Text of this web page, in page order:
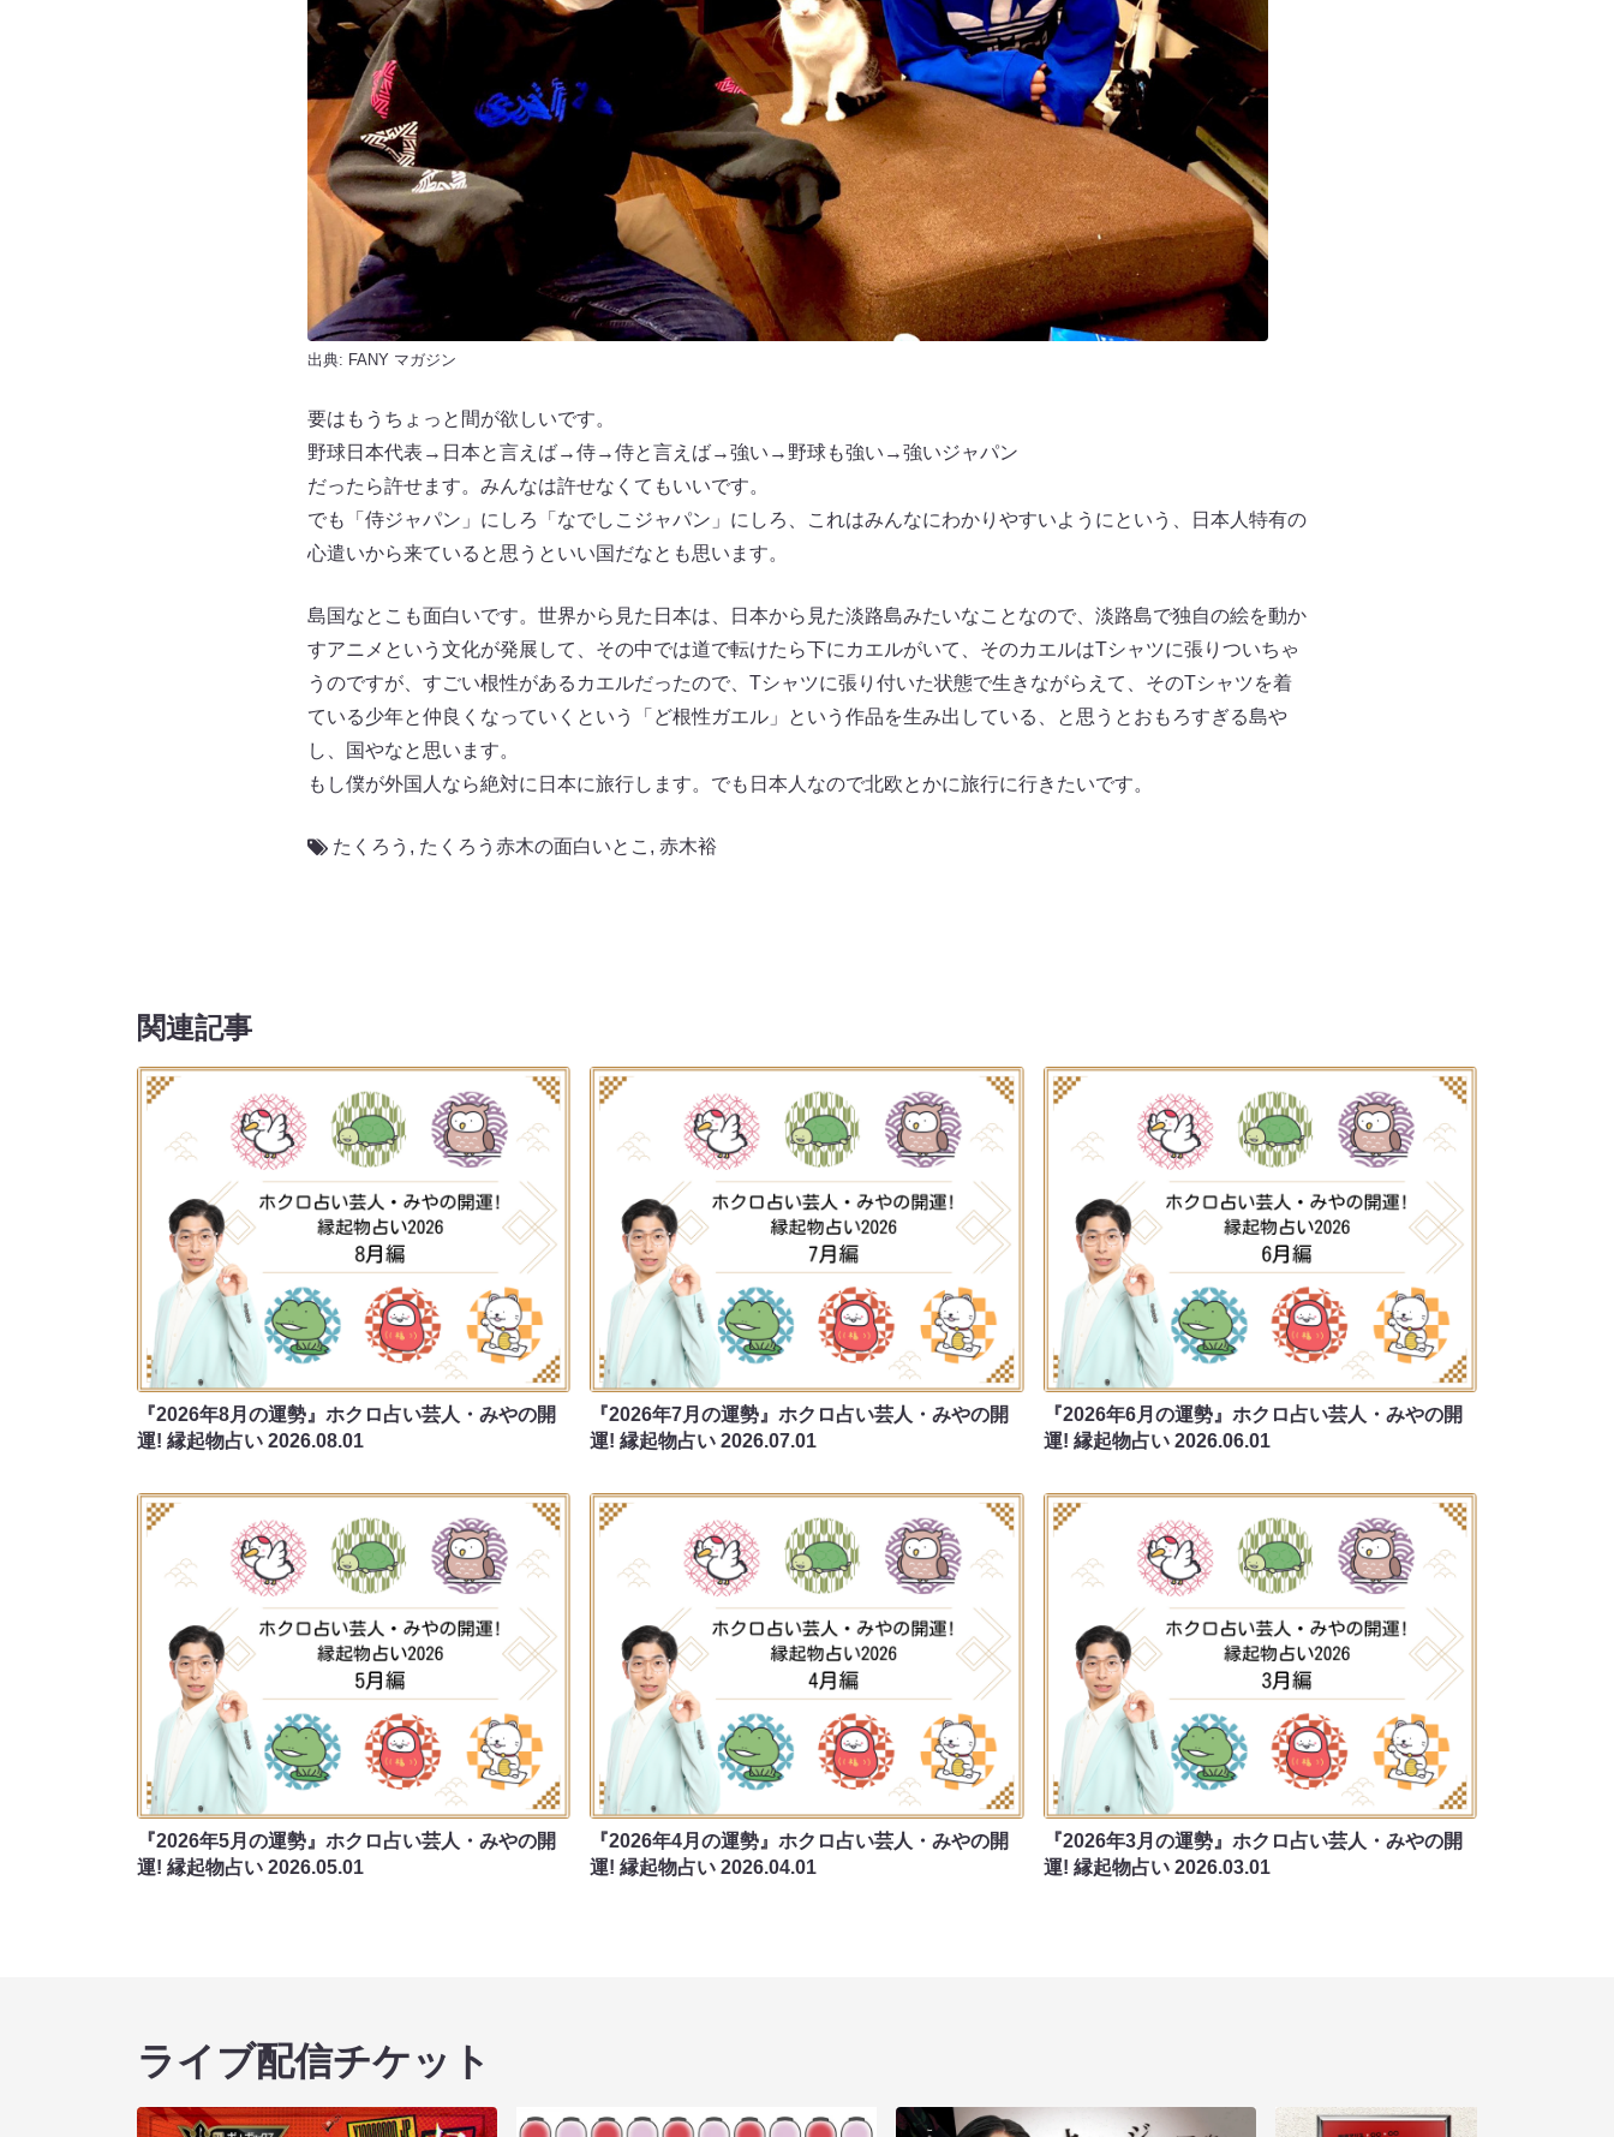
出典: FANY マガジン
要はもうちょっと間が欲しいです。
野球日本代表→日本と言えば→侍→侍と言えば→強い→野球も強い→強いジャパン
だったら許せます。みんなは許せなくてもいいです。
でも「侍ジャパン」にしろ「なでしこジャパン」にしろ、これはみんなにわかりやすいようにという、日本人特有の
心遣いから来ていると思うといい国だなとも思います。
島国なとこも面白いです。世界から見た日本は、日本から見た淡路島みたいなことなので、淡路島で独自の絵を動か
すアニメという文化が発展して、その中では道で転けたら下にカエルがいて、そのカエルはTシャツに張りついちゃ
うのですが、すごい根性があるカエルだったので、Tシャツに張り付いた状態で生きながらえて、そのTシャツを着
ている少年と仲良くなっていくという「ど根性ガエル」という作品を生み出している、と思うとおもろすぎる島や
し、国やなと思います。
もし僕が外国人なら絶対に日本に旅行します。でも日本人なので北欧とかに旅行に行きたいです。
たくろう , たくろう赤木の面白いとこ , 赤木裕
関連記事
『2026年8月の運勢』ホクロ占い芸人・みやの開
運! 縁起物占い 2026.08.01
『2026年7月の運勢』ホクロ占い芸人・みやの開
運! 縁起物占い2026.07.01
『2026年6月の運勢』ホクロ占い芸人・みやの開
運! 縁起物占い 2026.06.01
『2026年5月の運勢』ホクロ占い芸人・みやの開
運! 縁起物占い 2026.05.01
『2026年4月の運勢』ホクロ占い芸人・みやの開
運! 縁起物占い2026.04.01
『2026年3月の運勢』ホクロ占い芸人・みやの開
運! 縁起物占い 2026.03.01
ライブ配信チケット